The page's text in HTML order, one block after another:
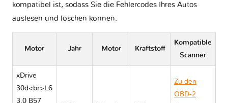
kompatibel ist, sodass Sie die Fehlercodes Ihres Autos
auslesen und löschen können.
Motor Jahr Motor Kraftstoff
Kompatible
Scanner
xDrive
30d<br>L6
3.0 B57
Zu den
OBD-2